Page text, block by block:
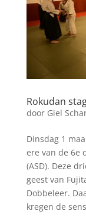
Rokudan
door Giel
Dinsdag 1
ere van de 6e
(ASD). Deze
geest van
Dobbeleer.
kregen de